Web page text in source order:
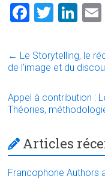
F
ce
b
o
ok
T
tt
er
Li
e
dI
n
← Le Storytelling, le
de l’image et du
Appel à contribution :
Théories,
Articles
Francophone Authors